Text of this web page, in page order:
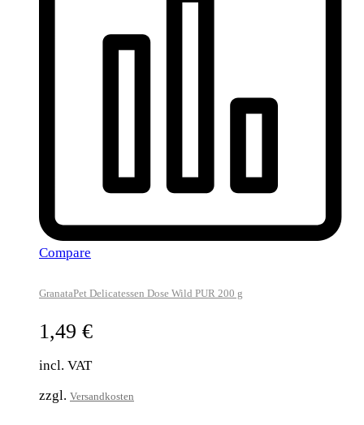
Compare
GranataPet Delicatessen Dose Wild PUR 200 g
1,49 €
incl. VAT
zzgl. Versandkosten